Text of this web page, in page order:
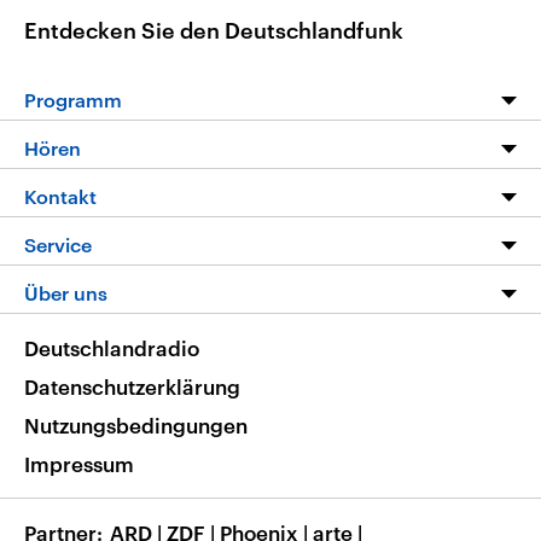
Entdecken Sie den Deutschlandfunk
Programm
Programm
Die Nachrichten
Nachrichtenleicht
Neue Beiträge auf dlf.de
Hören
Livestream
Podcasts
Deutschlandfunk App
Nachrichten App
Frequenzen
Kontakt
Hörerservice
Service
FAQ
Veranstaltungen
Musikliste
RSS
Über uns
Barrierefreiheit
Deutschlandradio
Datenschutzerklärung
Nutzungsbedingungen
Impressum
Partner ARD | ZDF | Phoenix | arte |